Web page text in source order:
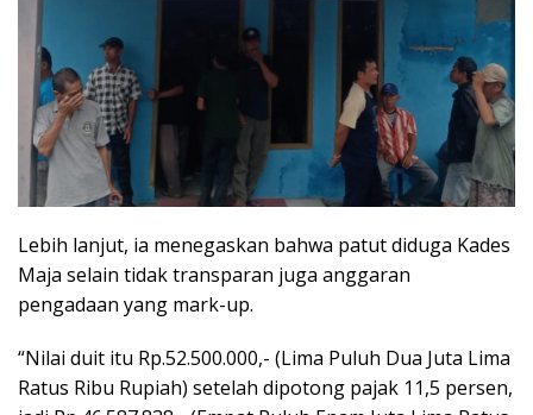
Lebih lanjut, ia menegaskan bahwa patut diduga Kades
Maja selain tidak transparan juga anggaran
pengadaan yang mark-up.
“Nilai duit itu Rp.52.500.000,- (Lima Puluh Dua Juta Lima
Ratus Ribu Rupiah) setelah dipotong pajak 11,5 persen,